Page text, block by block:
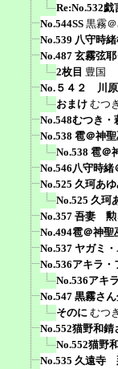
Re:No.532
No.544SS 黒霧
No.539 八守時
No.487 玄霧弦
2枚目 豊国
No.５４２ 川
おまけ むつ
No.548むつき
No.538 雹＠神
No.538 雹＠
No.546八守時
No.525 久珂あ
No.525 久珂
No.357 吾妻 勲
No.494雹＠神
No.537 ヤガミ
No.536アキラ
No.536アキ
No.547 黒霧さ
そのに むつ
No.552猫野和
No.552猫野
No.535 久遠寺